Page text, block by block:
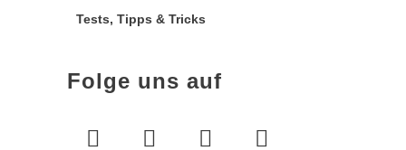
Tests, Tipps & Tricks
Folge uns auf